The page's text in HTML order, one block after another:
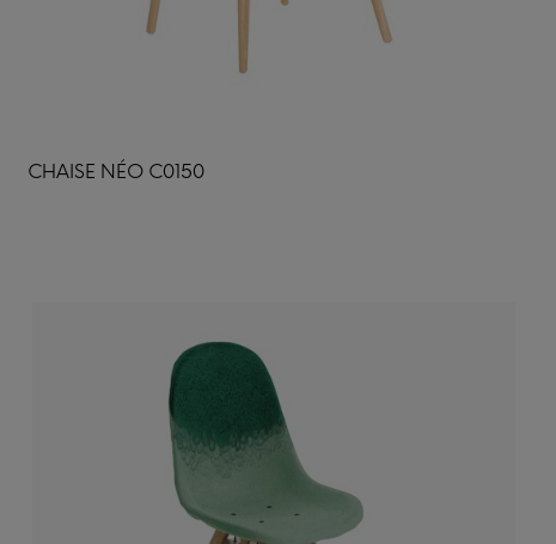
CHAISE NÉO C0150